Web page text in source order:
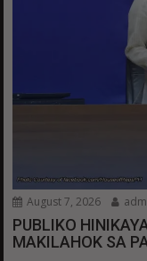
August 7, 2026
PUBLIKO
MAKILAHOK SA